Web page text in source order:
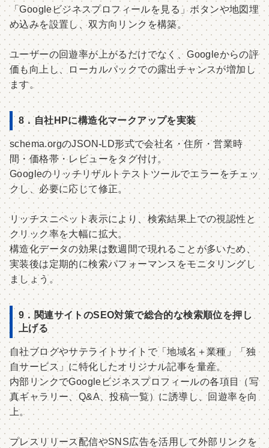
「Googleビジネスプロフィールを見る」ボタンや地図埋
め込みを設置し、双方向リンクを構築。
ユーザーの回遊率が上がるだけでなく、Googleからの評
価も向上し、ローカルパックでの露出チャンスが増加し
ます。
8．自社HPに構造化マークアップを実装
schema.orgのJSON-LD形式で会社名・住所・営業時
間・価格帯・レビューをタグ付け。
Googleのリッチリザルトテストツールでエラーをチェッ
クし、必要に応じて修正。
リッチスニペット表示により、検索結果上での視認性と
クリック率を大幅に拡大。
構造化データの効果は数週間で現れることが多いため、
実装後は定期的に検索パフォーマンスをモニタリングし
ましょう。
9．関連サイトのSEO対策で総合的な検索順位を押し
上げる
自社ブログやサテライトサイトで「地域名＋業種」「独
自サービス」に特化したオリジナル記事を量産。
内部リンクでGoogleビジネスプロフィールの各項目（写
真ギャラリー、Q&A、投稿一覧）に誘導し、回遊率を向
上。
プレスリリース配信やSNS広告を活用して外部リンクを